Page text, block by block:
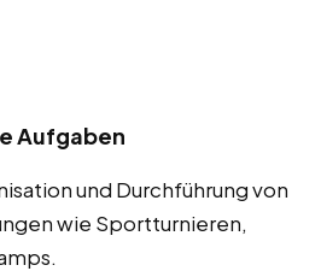
Aufgaben
und Durchführung von
wie Sportturnieren,